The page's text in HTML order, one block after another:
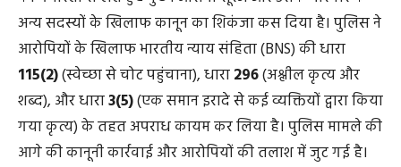
अन्य सदस्यों के खिलाफ कानून का शिकंजा कस दिया है। पुलिस ने
आरोपियों के खिलाफ भारतीय न्याय संहिता (BNS) की धारा
115(2)(स्वेच्छा से चोट पहुंचाना), धारा296(अश्लील कृत्य और
शब्द), और धारा3(5)(एक समान इरादे से कई व्यक्तियों द्वारा किया
गया कृत्य) के तहत अपराध कायम कर लिया है। पुलिस मामले की
आगे की कानूनी कार्रवाई और आरोपियों की तलाश में जुट गई है।